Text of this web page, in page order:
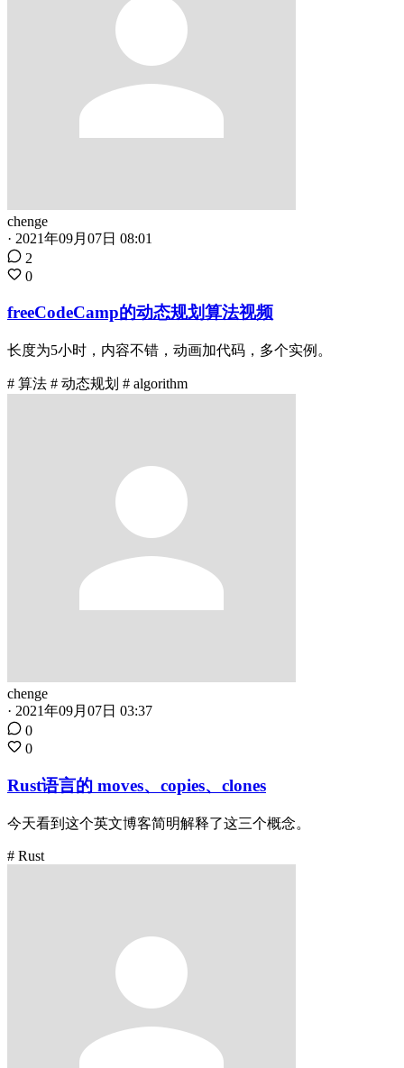
chenge
· 2021年09月07日 08:01
2
0
freeCodeCamp的动态规划算法视频
长度为5小时，内容不错，动画加代码，多个实例。
# 算法 # 动态规划 # algorithm
chenge
· 2021年09月07日 03:37
0
0
Rust语言的 moves、copies、clones
今天看到这个英文博客简明解释了这三个概念。
# Rust